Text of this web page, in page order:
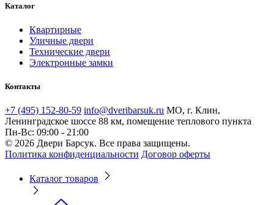
Каталог
Квартирные
Уличные двери
Технические двери
Электронные замки
Контакты
+7 (495) 152-80-59 info@dveribarsuk.ru МО, г. Клин,
Ленинградское шоссе 88 км, помещение теплового пункта
Пн-Вс: 09:00 - 21:00
© 2026 Двери Барсук. Все права защищены.
Политика конфиденциальности Договор оферты
Каталог товаров